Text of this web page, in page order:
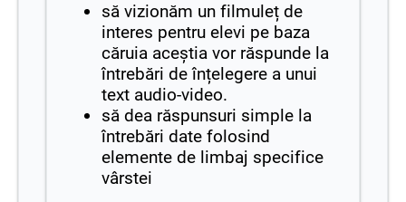
să vizionăm un filmuleț de
interes pentru elevi pe baza
căruia aceștia vor răspunde la
întrebări de înțelegere a unui
text audio-video.
să dea răspunsuri simple la
întrebări date folosind
elemente de limbaj specifice
vârstei